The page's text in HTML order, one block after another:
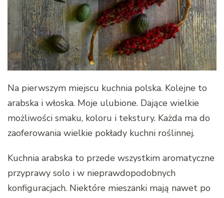
Na pierwszym miejscu kuchnia polska. Kolejne to
arabska i włoska. Moje ulubione. Dające wielkie
możliwości smaku, koloru i tekstury. Każda ma do
zaoferowania wielkie pokłady kuchni roślinnej.
Kuchnia arabska to przede wszystkim aromatyczne
przyprawy solo i w nieprawdopodobnych
konfiguracjach. Niektóre mieszanki mają nawet po